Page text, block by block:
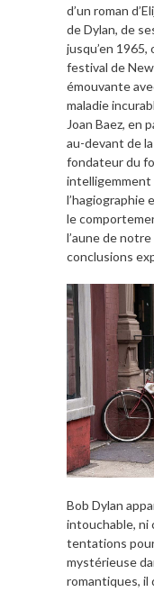
d’un roman
de Dylan, de
jusqu’en
festival de
émouvante
maladie
Joan Baez, en
au-devant de
fondateur du
intelligemment
l’hagiographie
le
l’aune de
conclusions
Bob Dylan
intouchable, ni
tentations
mystérieuse
romantiques, il